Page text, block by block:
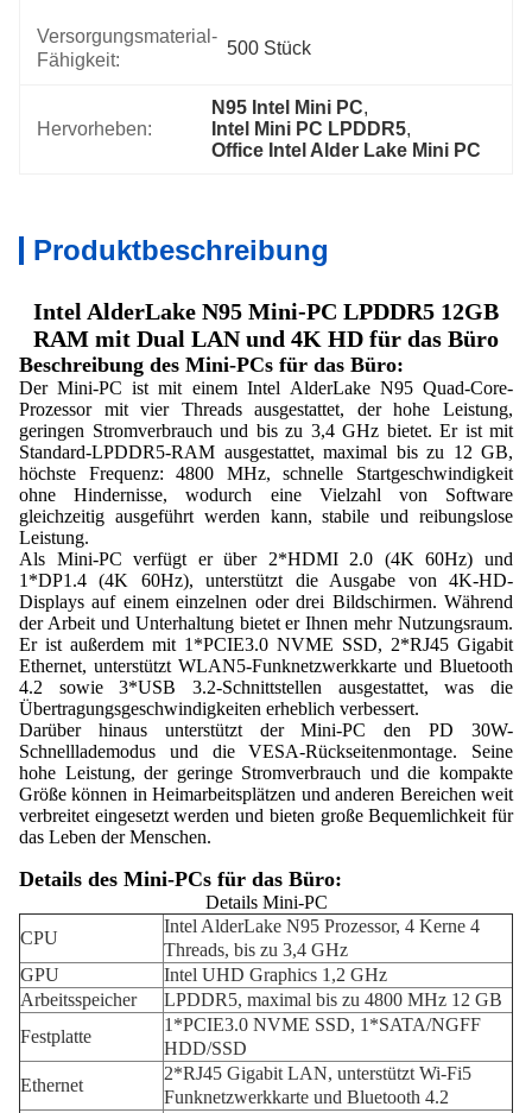
Versorgungsmaterial-
Fähigkeit:
500 Stück
Hervorheben:
N95 Intel Mini PC,
Intel Mini PC LPDDR5,
Office Intel Alder Lake Mini PC
Produktbeschreibung
Intel AlderLake N95 Mini-PC LPDDR5 12GB
RAM mit Dual LAN und 4K HD für das Büro
Beschreibung des Mini-PCs für das Büro:
Der Mini-PC ist mit einem Intel AlderLake N95 Quad-Core-
Prozessor mit vier Threads ausgestattet, der hohe Leistung,
geringen Stromverbrauch und bis zu 3,4 GHz bietet. Er ist mit
Standard-LPDDR5-RAM ausgestattet, maximal bis zu 12 GB,
höchste Frequenz: 4800 MHz, schnelle Startgeschwindigkeit
ohne Hindernisse, wodurch eine Vielzahl von Software
gleichzeitig ausgeführt werden kann, stabile und reibungslose
Leistung.
Als Mini-PC verfügt er über 2*HDMI 2.0 (4K 60Hz) und
1*DP1.4 (4K 60Hz), unterstützt die Ausgabe von 4K-HD-
Displays auf einem einzelnen oder drei Bildschirmen. Während
der Arbeit und Unterhaltung bietet er Ihnen mehr Nutzungsraum.
Er ist außerdem mit 1*PCIE3.0 NVME SSD, 2*RJ45 Gigabit
Ethernet, unterstützt WLAN5-Funknetzwerkkarte und Bluetooth
4.2 sowie 3*USB 3.2-Schnittstellen ausgestattet, was die
Übertragungsgeschwindigkeiten erheblich verbessert.
Darüber hinaus unterstützt der Mini-PC den PD 30W-
Schnelllademodus und die VESA-Rückseitenmontage. Seine
hohe Leistung, der geringe Stromverbrauch und die kompakte
Größe können in Heimarbeitsplätzen und anderen Bereichen weit
verbreitet eingesetzt werden und bieten große Bequemlichkeit für
das Leben der Menschen.
Details des Mini-PCs für das Büro:
Details Mini-PC
CPU
Intel AlderLake N95 Prozessor, 4 Kerne 4
Threads, bis zu 3,4 GHz
GPU
Intel UHD Graphics 1,2 GHz
Arbeitsspeicher
LPDDR5, maximal bis zu 4800 MHz 12 GB
Festplatte
1*PCIE3.0 NVME SSD, 1*SATA/NGFF
HDD/SSD
Ethernet
2*RJ45 Gigabit LAN, unterstützt Wi-Fi5
Funknetzwerkkarte und Bluetooth 4.2